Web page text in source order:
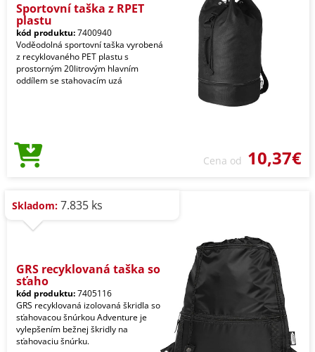
Sportovní taška z RPET
plastu
kód produktu:7400940
Voděodolná sportovní taška vyrobená
z recyklovaného PET plastu s
prostorným 20litrovým hlavním
oddílem se stahovacím uzá
Cena od 10,37€
Skladom: 7.835 ks
GRS recyklovaná taška so
sťaho
kód produktu:7405116
GRS recyklovaná izolovaná škridla so
sťahovacou šnúrkou Adventure je
vylepšením bežnej škridly na
sťahovaciu šnúrku.